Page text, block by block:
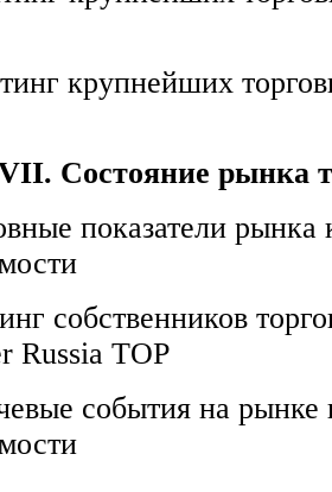
крупнейших
I. Состояние рынка
показатели рынка
собственников
Russia TOP
события на рынке